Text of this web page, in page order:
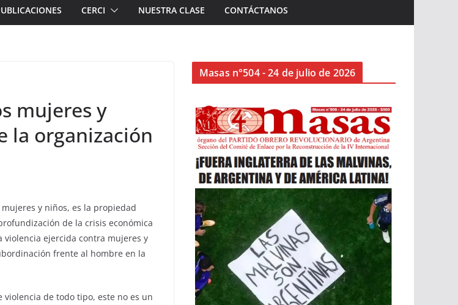
CERCI NUESTRA CLASE CONTÁCTANOS
mujeres y
la organización
y niños, es la propiedad
de la crisis económica
violencia ejercida contra mujeres y
frente al hombre en la
violencia de todo tipo, este no es un
Masas n°504 - 24 de julio de 2026